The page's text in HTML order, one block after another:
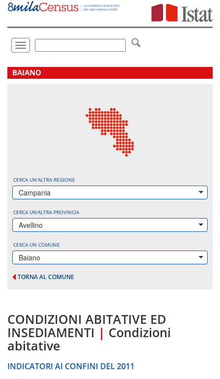
Vai
direttamente
Toggle
navigation
.
BAIANO
CERCA UN'ALTRA REGIONE
Campania
CERCA UN'ALTRA PROVINCIA
Avellino
CERCA UN COMUNE
Baiano
TORNA AL COMUNE
CONDIZIONI ABITATIVE ED
INSEDIAMENTI | Condizioni
abitative
INDICATORI AI CONFINI DEL 2011